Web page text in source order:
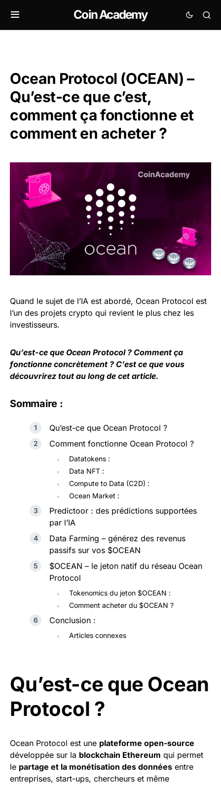
Coin Academy
Ocean Protocol (OCEAN) –
Qu’est-ce que c’est,
comment ça fonctionne et
comment en acheter ?
Quand le sujet de l’IA est abordé, Ocean Protocol est
l’un des projets crypto qui revient le plus chez les
investisseurs.
Qu’est-ce que Ocean Protocol ? Comment ça
fonctionne concrètement ? C’est ce que vous
découvrirez tout au long de cet article.
Sommaire :
Qu’est-ce que Ocean Protocol ?
Comment fonctionne Ocean Protocol ?
Datatokens :
Data NFT :
Compute to Data (C2D) :
Ocean Market :
Predictoor : des prédictions supportées
par l’IA
Data Farming – générez des revenus
passifs sur vos $OCEAN
$OCEAN – le jeton natif du réseau Ocean
Protocol
Tokenomics du jeton $OCEAN :
Comment acheter du $OCEAN ?
Conclusion :
Articles connexes
Qu’est-ce que Ocean
Protocol ?
Ocean Protocol est une plateforme open-source
développée sur la blockchain Ethereum qui permet
le partage et la monétisation des données entre
entreprises, start-ups, chercheurs et même